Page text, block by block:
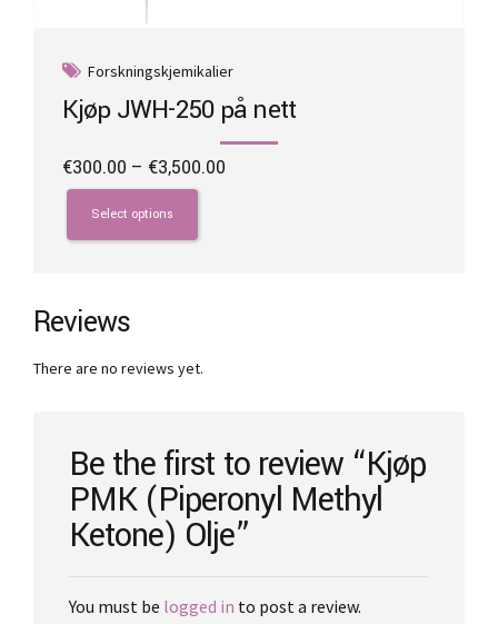
Forskningskjemikalier
Kjøp JWH-250 på nett
€300.00 – €3,500.00
Select options
This
product
has
The
options
be
the
product
page
Reviews
There are no reviews yet.
Be the first to review “Kjøp
PMK (Piperonyl Methyl
Ketone) Olje”
You must be logged in to post a review.